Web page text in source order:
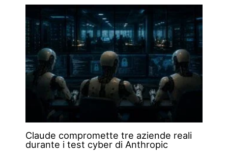
Claude compromette tre aziende reali
durante i test cyber di Anthropic